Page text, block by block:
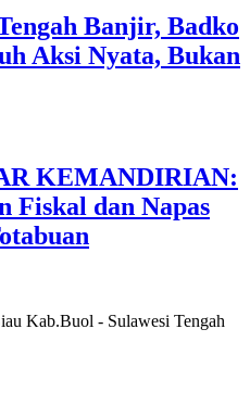
Banjir, Badko
Aksi Nyata, Bukan
KEMANDIRIAN:
Fiskal dan Napas
Kab.Buol - Sulawesi Tengah